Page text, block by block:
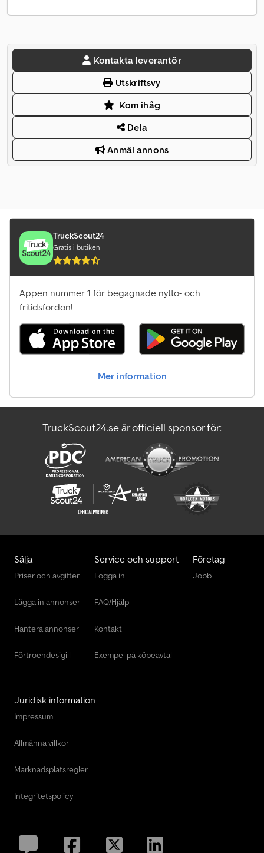
Kontakta leverantör
Utskriftsvy
Kom ihåg
Dela
Anmäl annons
TruckScout24
Gratis i butiken
Appen nummer 1 för begagnade nytto- och
fritidsfordon!
Mer information
TruckScout24.se är officiell sponsor för:
Sälja
Priser och avgifter
Lägga in annonser
Hantera annonser
Förtroendesigill
Service och support
Logga in
FAQ/Hjälp
Kontakt
Exempel på köpeavtal
Företag
Jobb
Juridisk information
Impressum
Allmänna villkor
Marknadsplatsregler
Integritetspolicy